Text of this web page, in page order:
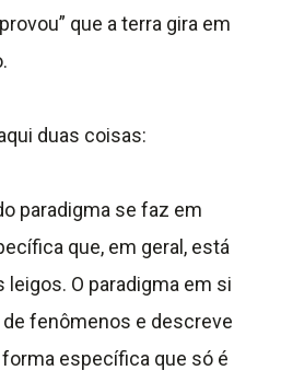
que a terra gira em
duas coisas:
paradigma se faz em
que, em geral, está
O paradigma em si
fenômenos e descreve
específica que só é